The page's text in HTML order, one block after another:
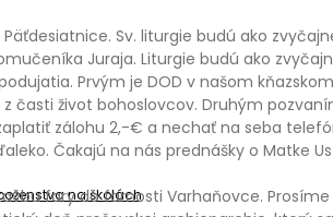
na školách
Sv. liturgie budú ako
Juraja. Liturgie budú ako
Prvým je DOD v našom
časti život bohoslovcov. Druhým
zálohu 2,-€ a nechať na seba
Čakajú na nás prednášky o Matke
fary do farnosti Varhaňovce.